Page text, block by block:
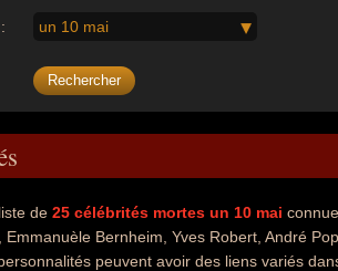
un 10 mai
de 25 célébrités mortes un 10 mai
Emmanuèle Bernheim, Yves Robert, André
peuvent avoir des liens variés